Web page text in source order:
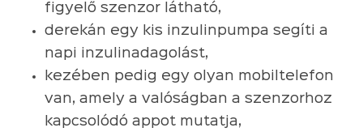
figyelő szenzor látható,
derekán egy kis inzulinpumpa segíti a
napi inzulinadagolást,
kezében pedig egy olyan mobiltelefon
van, amely a valóságban a szenzorhoz
kapcsolódó appot mutatja,